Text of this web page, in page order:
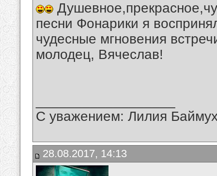
песни Фонарики я
чудесные мгновения
молодец, Вячеслав!
С уважением: Лилия
28.08.2017, 14:13